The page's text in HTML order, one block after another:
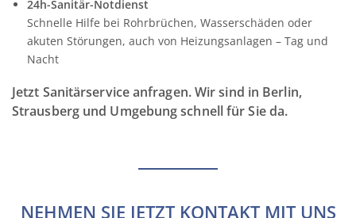
24h-Sanitär-Notdienst
Schnelle Hilfe bei Rohrbrüchen, Wasserschäden oder
akuten Störungen, auch von Heizungsanlagen – Tag und
Nacht
Jetzt Sanitärservice anfragen. Wir sind in Berlin,
Strausberg und Umgebung schnell für Sie da.
NEHMEN SIE JETZT KONTAKT MIT UNS